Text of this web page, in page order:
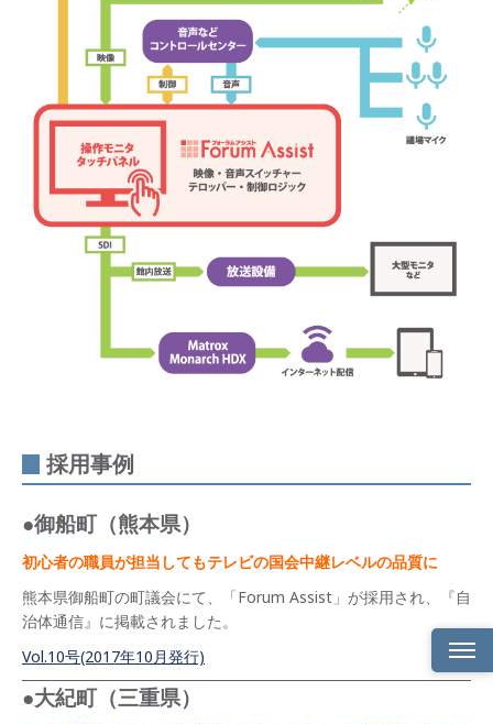
採用事例
●御船町（熊本県）
初心者の職員が担当してもテレビの国会中継レベルの品質に
熊本県御船町の町議会にて、「Forum Assist」が採用され、『自
治体通信』に掲載されました。
Vol.10号(2017年10月発行)
●大紀町（三重県）